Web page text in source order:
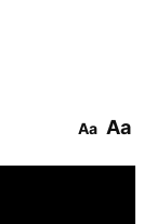
Aa Aa